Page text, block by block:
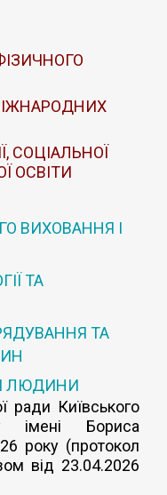
СОЦІАЛЬНОЇ
ОСВІТИ
ВИХОВАННЯ І
ТА
ТА
ЛЮДИНИ
ради Київського
імені Бориса
року (протокол
від 23.04.2026